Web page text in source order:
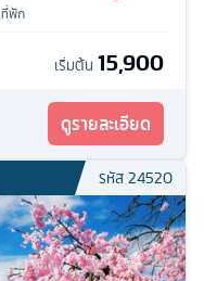
ที่พัก
เริ่มต้น 15,900
ดูรายละเอียด
รหัส24520